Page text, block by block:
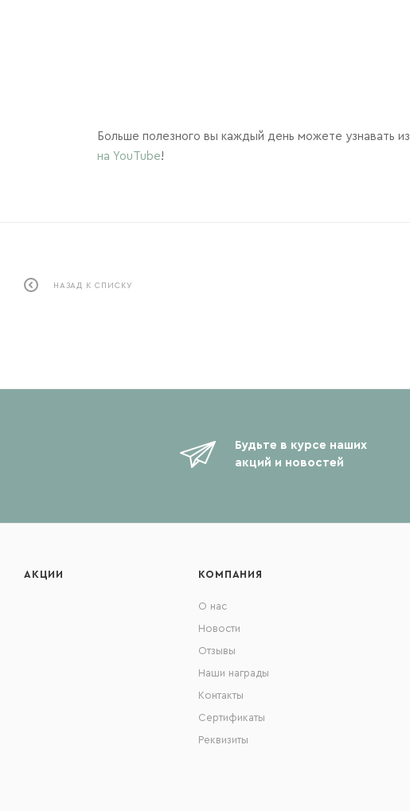
Больше полезного вы каждый день можете узнавать из
на YouTube!
НАЗАД К СПИСКУ
Будьте в курсе наших
акций и новостей
АКЦИИ КОМПАНИЯ
О нас
Новости
Отзывы
Наши награды
Контакты
Сертификаты
Реквизиты